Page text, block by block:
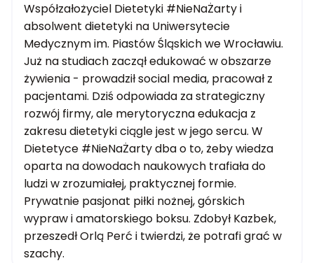
Współzałożyciel Dietetyki #NieNaŻarty i
absolwent dietetyki na Uniwersytecie
Medycznym im. Piastów Śląskich we Wrocławiu.
Już na studiach zaczął edukować w obszarze
żywienia - prowadził social media, pracował z
pacjentami. Dziś odpowiada za strategiczny
rozwój firmy, ale merytoryczna edukacja z
zakresu dietetyki ciągle jest w jego sercu. W
Dietetyce #NieNaŻarty dba o to, żeby wiedza
oparta na dowodach naukowych trafiała do
ludzi w zrozumiałej, praktycznej formie.
Prywatnie pasjonat piłki nożnej, górskich
wypraw i amatorskiego boksu. Zdobył Kazbek,
przeszedł Orlą Perć i twierdzi, że potrafi grać w
szachy.